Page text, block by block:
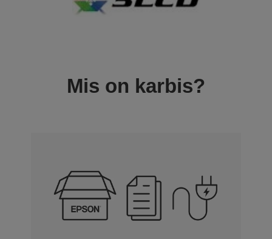
Mis on karbis?